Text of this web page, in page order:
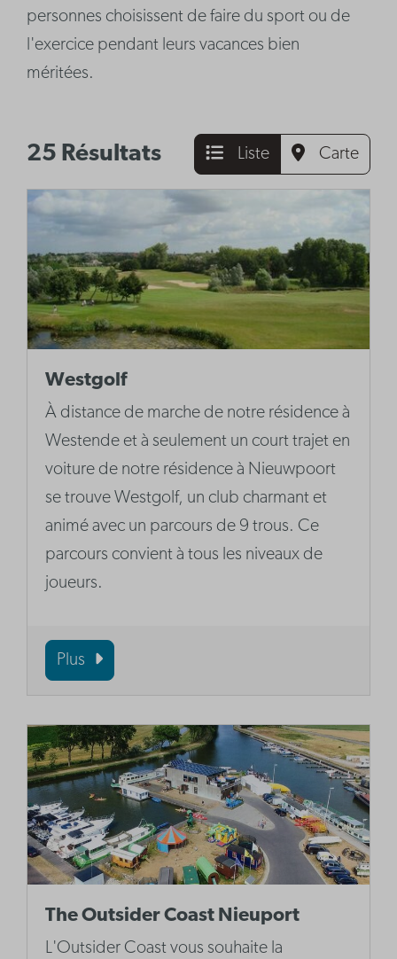
personnes choisissent de faire du sport ou de
l'exercice pendant leurs vacances bien
méritées.
25 Résultats Liste Carte
Westgolf
À distance de marche de notre résidence à
Westende et à seulement un court trajet en
voiture de notre résidence à Nieuwpoort
se trouve Westgolf, un club charmant et
animé avec un parcours de 9 trous. Ce
parcours convient à tous les niveaux de
joueurs.
Plus
The Outsider Coast Nieuport
L'Outsider Coast vous souhaite la